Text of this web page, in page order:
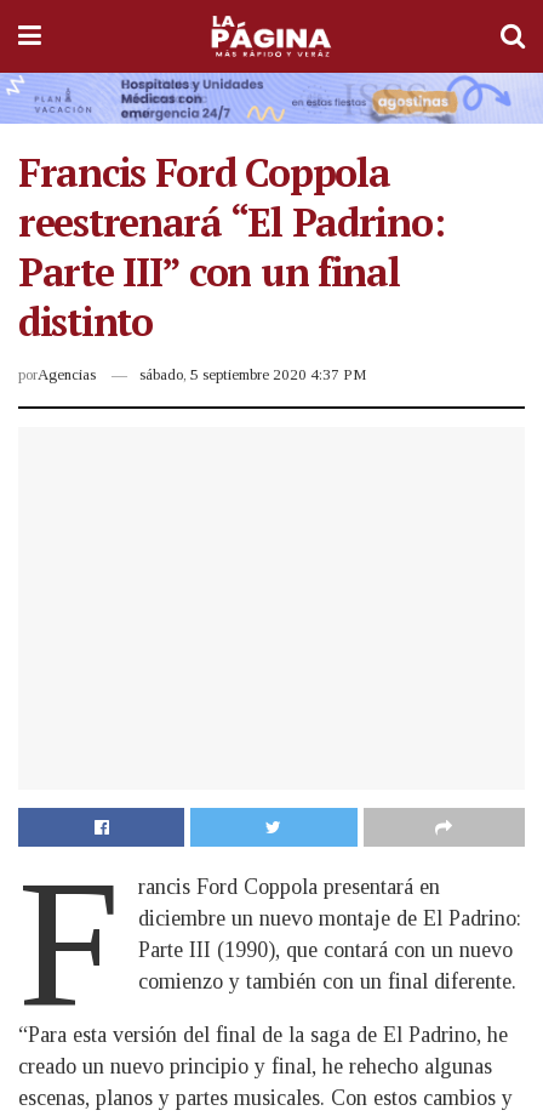
Francis Ford Coppola
reestrenará “El Padrino:
Parte III” con un final
distinto
porAgencias sábado, 5 septiembre 2020 4:37 PM
F
rancis Ford Coppola presentará en
diciembre un nuevo montaje de El Padrino:
Parte III (1990), que contará con un nuevo
comienzo y también con un final diferente.
“Para esta versión del final de la saga de El Padrino, he
creado un nuevo principio y final, he rehecho algunas
escenas, planos y partes musicales. Con estos cambios y